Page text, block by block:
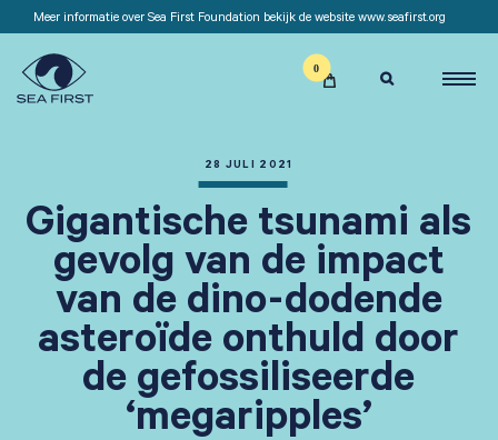
Meer informatie over Sea First Foundation bekijk de website www.seafirst.org

28 JULI 2021
Gigantische tsunami als
gevolg van de impact
van de dino-dodende
asteroïde onthuld door
de gefossiliseerde
‘megaripples’